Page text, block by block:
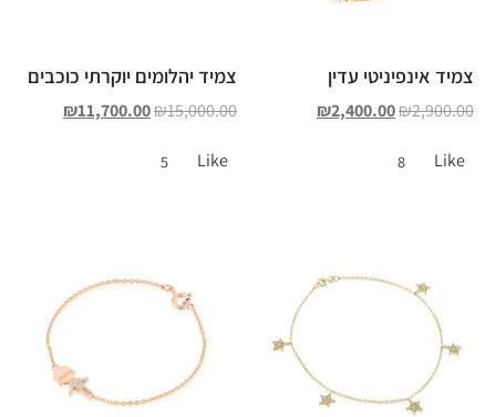
צמיד אינפיניטי עדין
₪2,900.00
₪2,400.00
Like
8
צמיד יהלומים יוקרתי כוכבים
₪15,000.00
₪11,700.00
Like
5